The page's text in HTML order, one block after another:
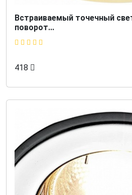
Встраиваемый точечный
поворот...
418